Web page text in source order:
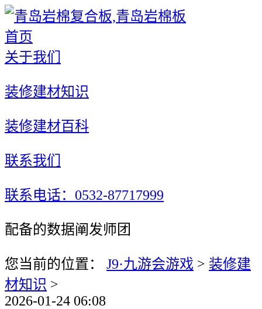
首页
关于我们
装修建材知识
装修建材百科
联系我们
联系电话：0532-87717999
配备的数据阐发师团
您当前的位置： J9·九游会游戏 > 装修建
材知识 >
2026-01-24 06:08